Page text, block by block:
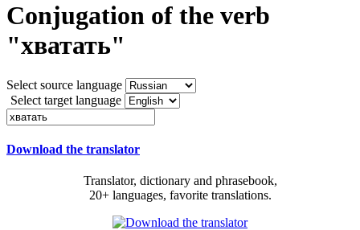
Conjugation of the verb
"хватать"
Select source language
Select target language
Download the translator
Translator, dictionary and phrasebook,
20+ languages, favorite translations.